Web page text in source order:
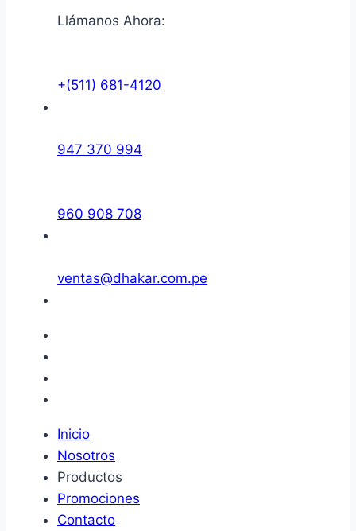
Llámanos Ahora:
+(511) 681-4120
947 370 994
960 908 708
ventas@dhakar.com.pe
Inicio
Nosotros
Productos
Promociones
Contacto